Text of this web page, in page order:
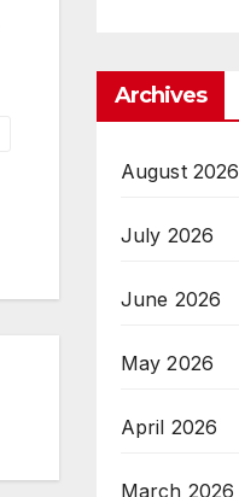
Archives
August 2026
July 2026
June 2026
May 2026
April 2026
March 2026